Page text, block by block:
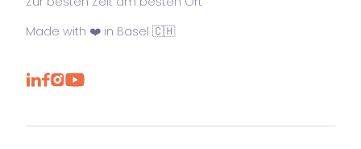
Made with ❤️ in Basel 🇨🇭